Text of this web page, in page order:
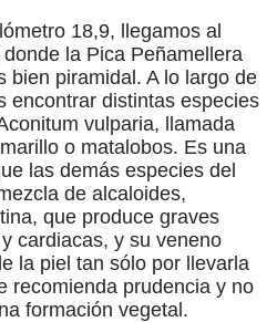
18,9, llegamos al
la Pica Peñamellera
bien piramidal. A lo largo de
encontrar distintas especies
vulparia, llamada
o matalobos. Es una
las demás especies del
de alcaloides,
que produce graves
cardiacas, y su veneno
la piel tan sólo por llevarla
recomienda prudencia y no
formación vegetal.